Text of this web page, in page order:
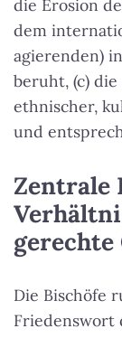
die Erosion
dem
agierenden)
beruht, (c)
ethnischer,
und
Zentrale
Die Bischöfe